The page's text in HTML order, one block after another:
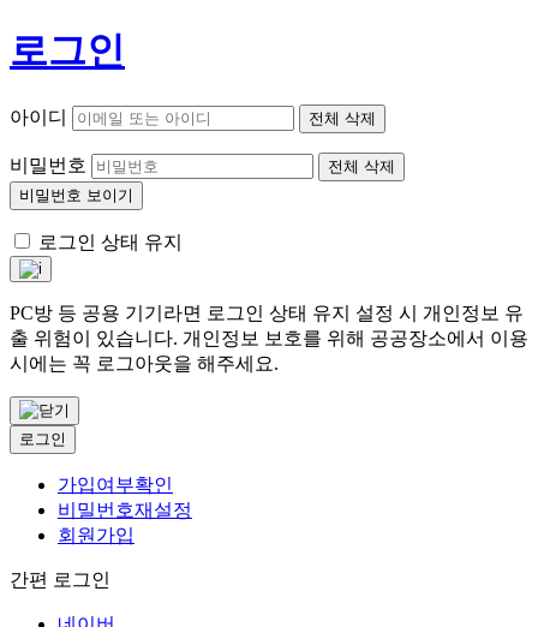
로그인
아이디 전체 삭제
비밀번호
전체 삭제
비밀번호 보이기
로그인 상태 유지
PC방 등 공용 기기라면 로그인 상태 유지 설정 시 개인정보 유
출 위험이 있습니다. 개인정보 보호를 위해 공공장소에서 이용
시에는 꼭 로그아웃을 해주세요.
로그인
가입여부확인
비밀번호재설정
회원가입
간편 로그인